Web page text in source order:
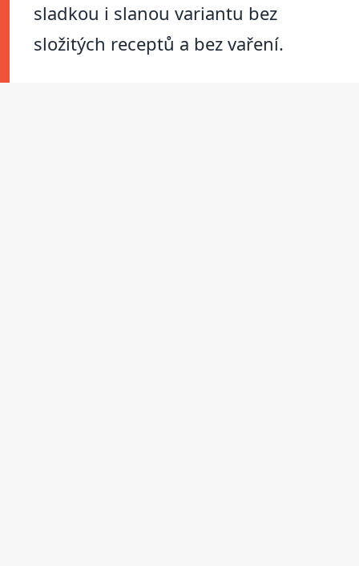
sladkou i slanou variantu bez
složitých receptů a bez vaření.